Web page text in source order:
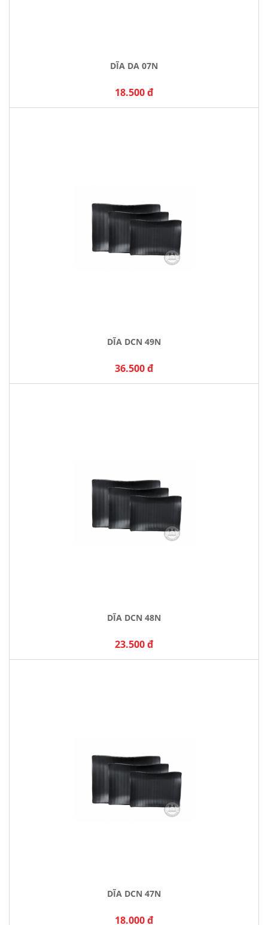
DĨA DA 07N
18.500 đ
DĨA DCN 49N
36.500 đ
DĨA DCN 48N
23.500 đ
DĨA DCN 47N
18.000 đ